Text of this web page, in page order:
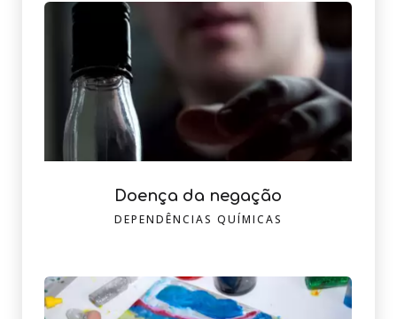
Doença da negação
DEPENDÊNCIAS QUÍMICAS